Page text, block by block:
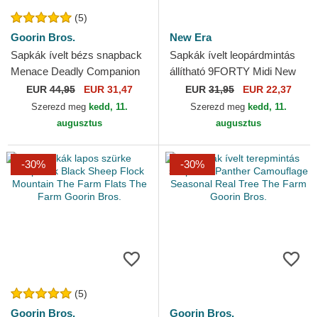
(5)
Goorin Bros.
Sapkák ívelt bézs snapback
Menace Deadly Companion
Core Canvas The Farm
Goorin Bros.
EUR44,95 EUR 31,47
Szerezd meg kedd, 11.
augusztus
New Era
Sapkák ívelt leopárdmintás
állítható 9FORTY Midi New
York Yankees MLB New Era
EUR 31,95 EUR 22,37
Szerezd meg kedd, 11.
augusztus
-30%
(5)
Goorin Bros.
-30%
Goorin Bros.